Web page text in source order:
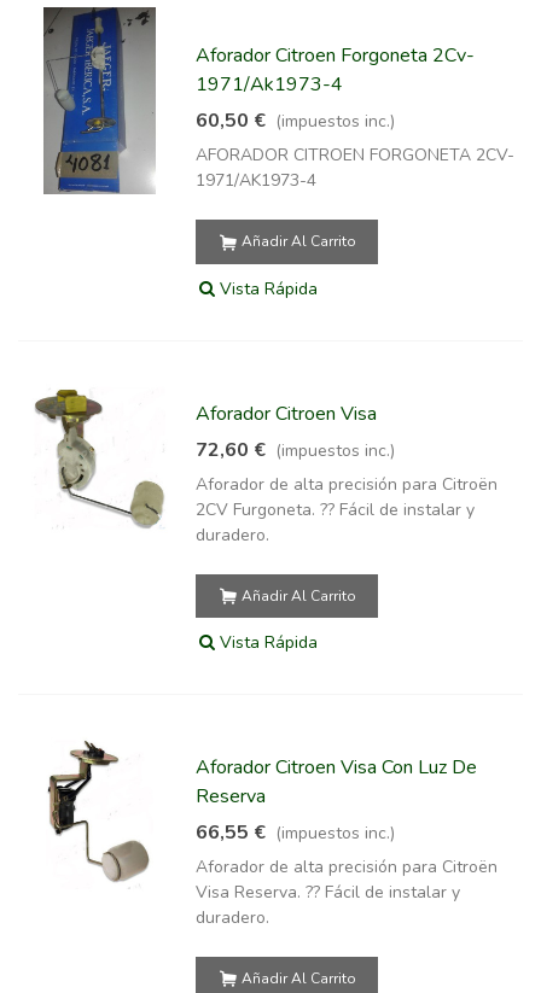
Aforador Citroen Forgoneta 2Cv-
1971/Ak1973-4
60,50 € (impuestos inc.)
AFORADOR CITROEN FORGONETA 2CV-
1971/AK1973-4
Añadir Al Carrito
Vista Rápida
Aforador Citroen Visa
72,60 € (impuestos inc.)
Aforador de alta precisión para Citroën
2CV Furgoneta. ?? Fácil de instalar y
duradero.
Añadir Al Carrito
Vista Rápida
Aforador Citroen Visa Con Luz De
Reserva
66,55 € (impuestos inc.)
Aforador de alta precisión para Citroën
Visa Reserva. ?? Fácil de instalar y
duradero.
Añadir Al Carrito